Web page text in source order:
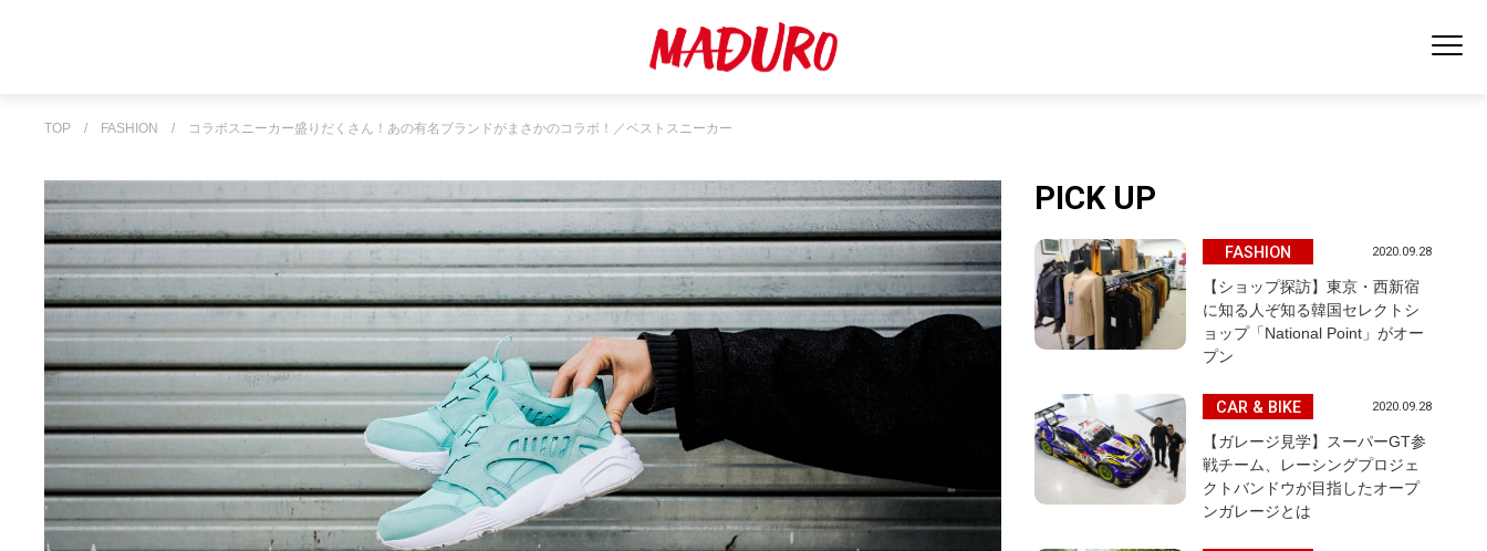
TOP / FASHION / コラボスニーカー盛りだくさん！あの有名ブランドがまさかのコラボ！／ベストスニーカー
PICK UP
FASHION 2020.09.28
【ショップ探訪】東京・西新宿
に知る人ぞ知る韓国セレクトシ
ョップ「National Point」がオー
プン
CAR & BIKE 2020.09.28
【ガレージ見学】スーパーGT参
戦チーム、レーシングプロジェ
クトバンドウが目指したオープ
ンガレージとは